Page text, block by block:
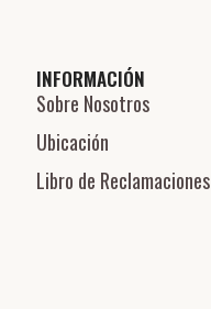
INFORMACIÓN
Sobre Nosotros
Ubicación
Libro de Reclamaciones